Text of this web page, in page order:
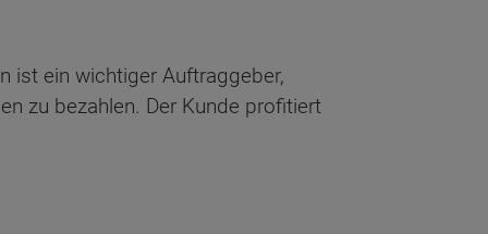
ist ein wichtiger Auftraggeber,
zu bezahlen. Der Kunde profitiert